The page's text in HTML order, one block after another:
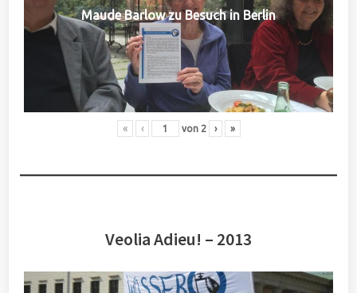
Maude Barlow zu Besuch in Berlin
« ‹ von 2 › »
Veolia Adieu! – 2013